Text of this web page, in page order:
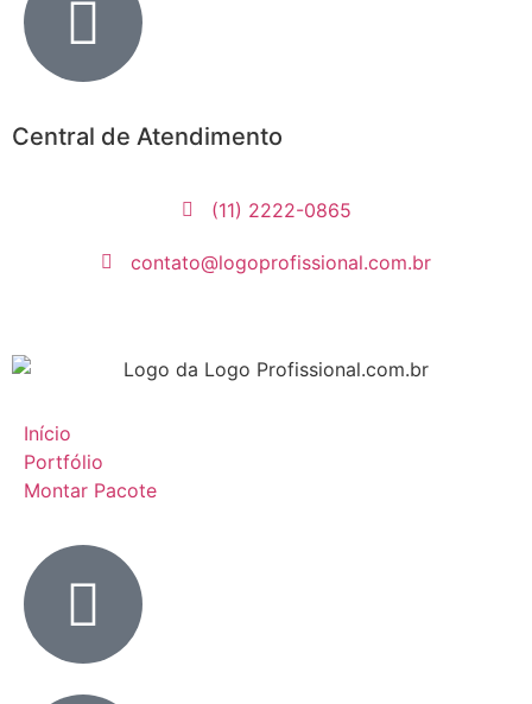
Central de Atendimento
(11) 2222-0865
contato@logoprofissional.com.br
Início
Portfólio
Montar Pacote